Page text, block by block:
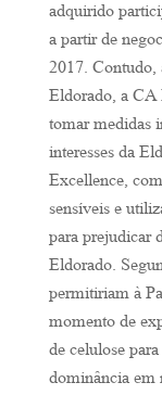
adquirido
a partir de
2017.
Eldorado, a CA
tomar medidas
interesses da
Excellence,
sensíveis e
para prejudicar
Eldorado.
permitiriam à
momento de
de celulose
dominância